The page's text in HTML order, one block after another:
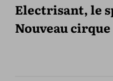
Electrisant, le
Nouveau